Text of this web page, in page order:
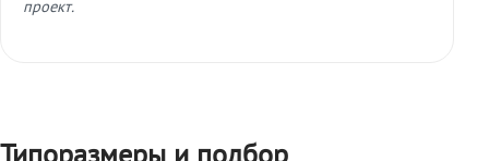
проект.
Типоразмеры и подбор